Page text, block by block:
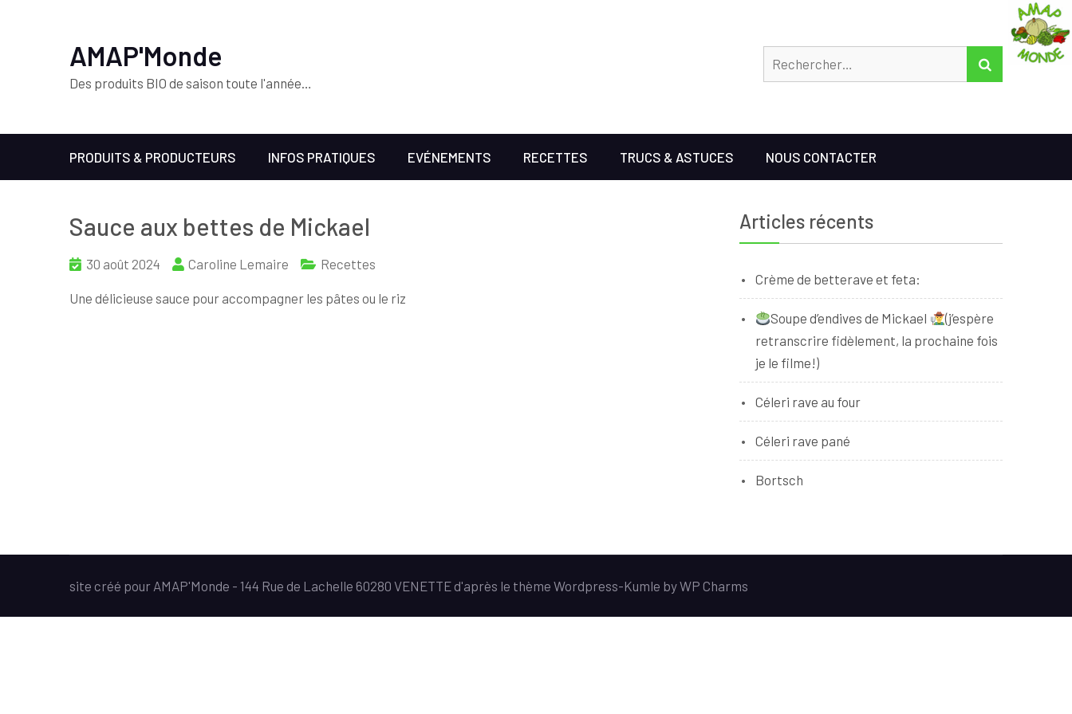
AMAP'Monde
Des produits BIO de saison toute l'année…
RECHERCHER
PRODUITS & PRODUCTEURS INFOS PRATIQUES EVÉNEMENTS RECETTES TRUCS & ASTUCES NOUS CONTACTER
Sauce aux bettes de Mickael
30 août 2024 Caroline Lemaire Recettes
Une délicieuse sauce pour accompagner les pâtes ou le riz
Articles récents
Crème de betterave et feta:
Soupe d’endives de Mickael
(j’espère
retranscrire fidèlement, la prochaine fois
je le filme!)
Céleri rave au four
Céleri rave pané
Bortsch
site créé pour AMAP'Monde - 144 Rue de Lachelle 60280 VENETTE d'après le thème Wordpress-Kumle byWP Charms